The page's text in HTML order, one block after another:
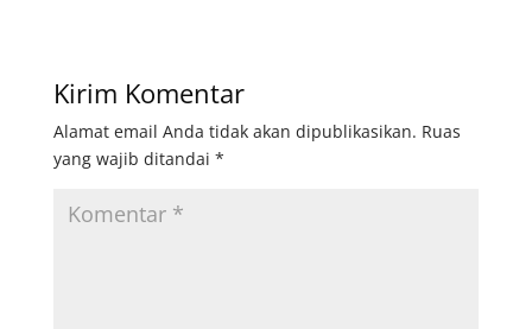
Kirim Komentar
Alamat email Anda tidak akan dipublikasikan. Ruas
yang wajib ditandai *